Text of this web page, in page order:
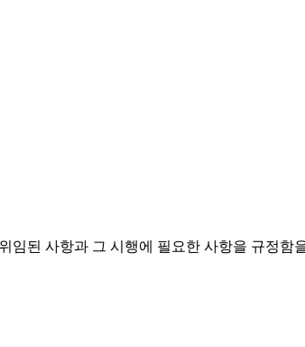
임된 사항과 그 시행에 필요한 사항을 규정함